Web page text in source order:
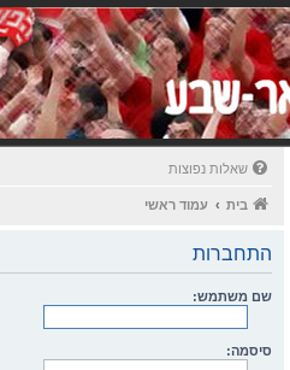
שאלות נפוצות
בית עמוד ראשי
התחברות
שם משתמש:
סיסמה: